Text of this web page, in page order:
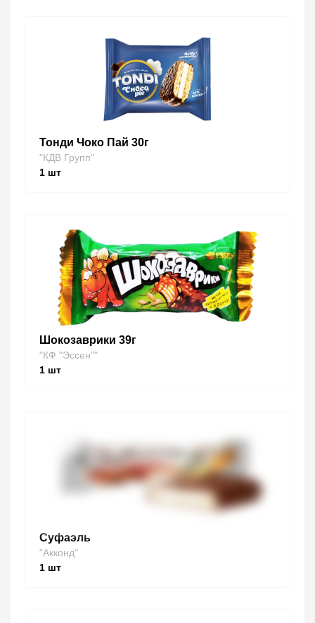
Тонди Чоко Пай 30г
"КДВ Групп"
1 шт
Шокозаврики 39г
"КФ "Эссен""
1 шт
Суфаэль
"Акконд"
1 шт